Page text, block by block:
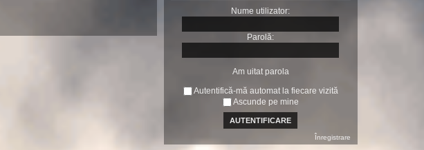
Nume utilizator:
Parolă:
Am uitat parola
Autentifică-mă automat la fiecare vizită
Ascunde pe mine
Înregistrare